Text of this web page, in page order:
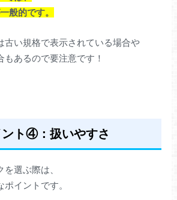
般的です。
古い規格で表示されている場合や
あるので要注意です！
ト④：扱いやすさ
選ぶ際は、
ポイントです。